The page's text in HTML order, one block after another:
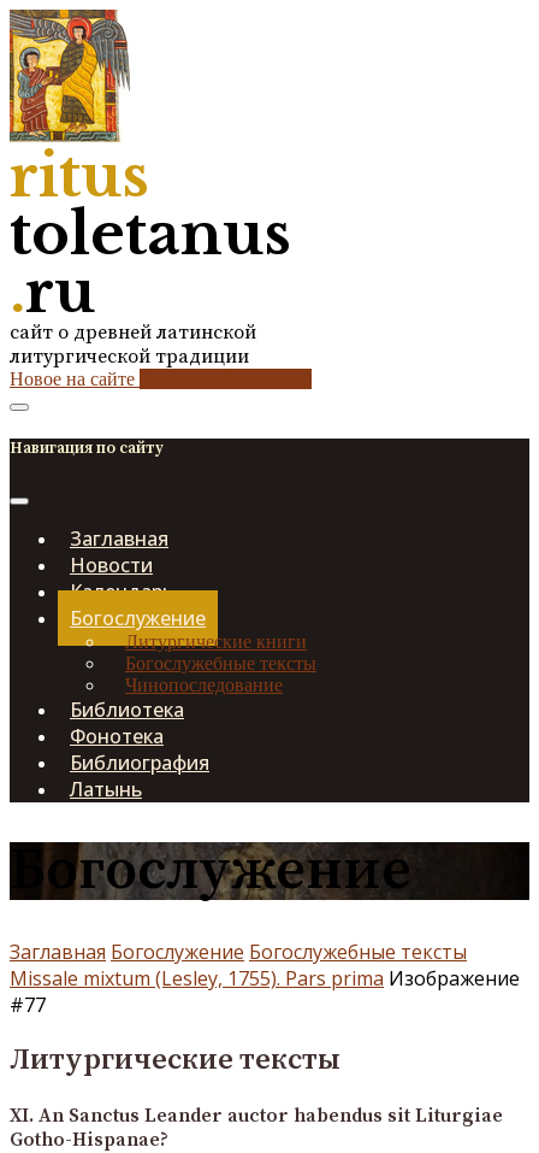
ritus
toletanus
.ru
сайт о древней латинской
литургической традиции
Новое на сайте
Навигация по сайту
Заглавная
Новости
Календарь
Богослужение
Литургические книги
Богослужебные тексты
Чинопоследование
Библиотека
Фонотека
Библиография
Латынь
Богослужение
Заглавная Богослужение Богослужебные тексты
Missale mixtum (Lesley, 1755). Pars prima Изображение
#77
Литургические тексты
XI. An Sanctus Leander auctor habendus sit Liturgiae
Gotho-Hispanae?